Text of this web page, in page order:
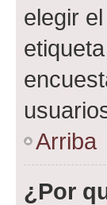
elegir
Arriba
¿Por